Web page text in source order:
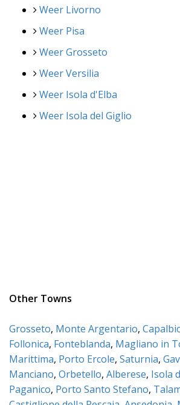
Weer Livorno
Weer Pisa
Weer Grosseto
Weer Versilia
Weer Isola d'Elba
Weer Isola del Giglio
Other Towns
Grosseto, Monte Argentario,
Follonica, Fonteblanda, Magliano in
Marittima, Porto Ercole, Saturnia,
Manciano, Orbetello, Alberese, Isola
Paganico, Porto Santo Stefano,